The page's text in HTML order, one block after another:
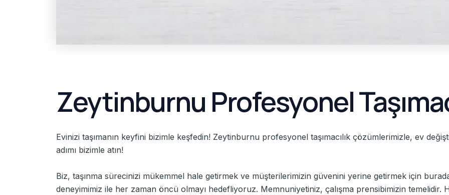
Zeytinburnu Profesyonel
Evinizi taşımanın keyfini bizimle keşfedin! Zeytinburnu profesyonel taşımacılık çözümlerimizle, ev
adımı bizimle atın!
Biz, taşınma sürecinizi mükemmel hale getirmek ve müşterilerimizin güvenini yerine getirmek için
deneyimimiz ile her zaman öncü olmayı hedefliyoruz. Memnuniyetiniz, çalışma prensibimizin temelidir.